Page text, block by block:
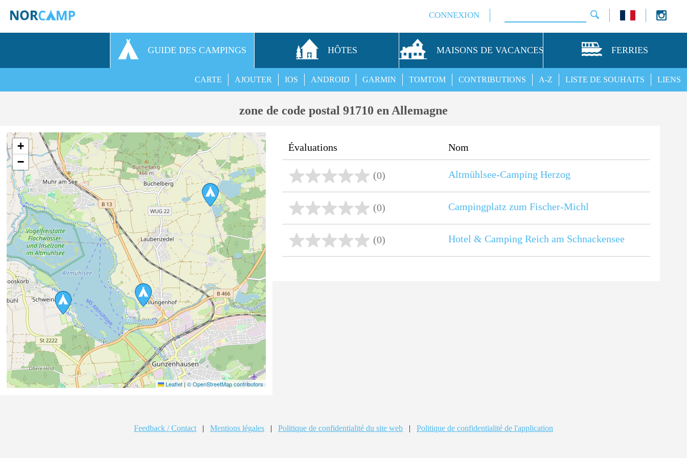
CONNEXION
GUIDE DES CAMPINGS HÔTES MAISONS DE VACANCES FERRIES
LIENS
LISTE DE SOUHAITS
A-Z
CONTRIBUTIONS
TOMTOM
GARMIN
ANDROID
IOS
AJOUTER
CARTE
zone de code postal 91710 en Allemagne
+
−
Leaflet| © OpenStreetMap contributors
Évaluations Nom
(0) Altmühlsee-Camping Herzog
(0) Campingplatz zum Fischer-Michl
(0) Hotel & Camping Reich am Schnackensee
Feedback / Contact | Mentions légales | Politique de confidentialité du site web | Politique de confidentialité de l'application